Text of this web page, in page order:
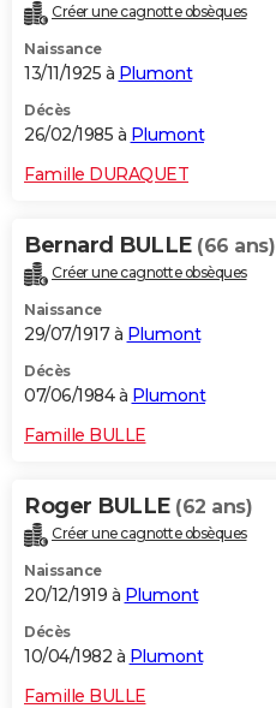
Créer une cagnotte obsèques
Naissance
13/11/1925 à Plumont
Décès
26/02/1985 à Plumont
Famille DURAQUET
Bernard BULLE (66 ans)
Créer une cagnotte obsèques
Naissance
29/07/1917 à Plumont
Décès
07/06/1984 à Plumont
Famille BULLE
Roger BULLE (62 ans)
Créer une cagnotte obsèques
Naissance
20/12/1919 à Plumont
Décès
10/04/1982 à Plumont
Famille BULLE